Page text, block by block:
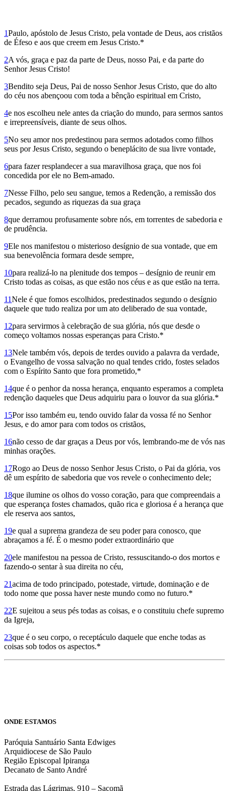
1Paulo, apóstolo de Jesus Cristo, pela vontade de Deus, aos cristãos
de Éfeso e aos que creem em Jesus Cristo.*
2A vós, graça e paz da parte de Deus, nosso Pai, e da parte do
Senhor Jesus Cristo!
3Bendito seja Deus, Pai de nosso Senhor Jesus Cristo, que do alto
do céu nos abençoou com toda a bênção espiritual em Cristo,
4e nos escolheu nele antes da criação do mundo, para sermos santos
e irrepreensíveis, diante de seus olhos.
5No seu amor nos predestinou para sermos adotados como filhos
seus por Jesus Cristo, segundo o beneplácito de sua livre vontade,
6para fazer resplandecer a sua maravilhosa graça, que nos foi
concedida por ele no Bem-amado.
7Nesse Filho, pelo seu sangue, temos a Redenção, a remissão dos
pecados, segundo as riquezas da sua graça
8que derramou profusamente sobre nós, em torrentes de sabedoria e
de prudência.
9Ele nos manifestou o misterioso desígnio de sua vontade, que em
sua benevolência formara desde sempre,
10para realizá-lo na plenitude dos tempos – desígnio de reunir em
Cristo todas as coisas, as que estão nos céus e as que estão na terra.
11Nele é que fomos escolhidos, predestinados segundo o desígnio
daquele que tudo realiza por um ato deliberado de sua vontade,
12para servirmos à celebração de sua glória, nós que desde o
começo voltamos nossas esperanças para Cristo.*
13Nele também vós, depois de terdes ouvido a palavra da verdade,
o Evangelho de vossa salvação no qual tendes crido, fostes selados
com o Espírito Santo que fora prometido,*
14que é o penhor da nossa herança, enquanto esperamos a completa
redenção daqueles que Deus adquiriu para o louvor da sua glória.*
15Por isso também eu, tendo ouvido falar da vossa fé no Senhor
Jesus, e do amor para com todos os cristãos,
16não cesso de dar graças a Deus por vós, lembrando-me de vós nas
minhas orações.
17Rogo ao Deus de nosso Senhor Jesus Cristo, o Pai da glória, vos
dê um espírito de sabedoria que vos revele o conhe­cimento dele;
18que ilumine os olhos do vosso coração, para que compreendais a
que esperança fostes chamados, quão rica e gloriosa é a herança que
ele reserva aos santos,
19e qual a suprema grandeza de seu poder para conosco, que
abraçamos a fé. É o mesmo poder extraordinário que
20ele manifestou na pessoa de Cristo, ressuscitando-o dos mortos e
fazendo-o sentar à sua direita no céu,
21acima de todo principado, potestade, virtude, dominação e de
todo nome que possa haver neste mundo como no futuro.*
22E sujeitou a seus pés todas as coisas, e o constituiu chefe supremo
da Igreja,
23que é o seu corpo, o receptáculo daquele que enche todas as
coisas sob todos os aspectos.*
ONDE ESTAMOS
Paróquia Santuário Santa Edwiges
Arquidiocese de São Paulo
Região Episcopal Ipiranga
Decanato de Santo André
Estrada das Lágrimas, 910 – Sacomã